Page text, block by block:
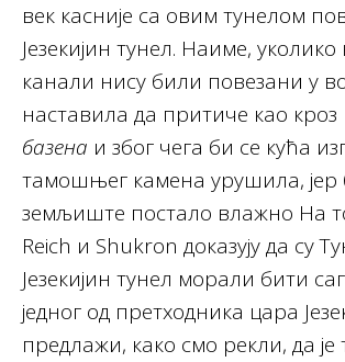
век касније са овим тунелом
Језекијин тунел. Наиме,
канали нису били повезани у
наставила да притиче као кроз
базена и због чега би се кућа
тамошњег камена урушила, јер
земљиште постало влажно На
Reich и Shukron доказују да су
Језекијин тунел морали бити
једног од претходника цара
предлажи, како смо рекли, да је